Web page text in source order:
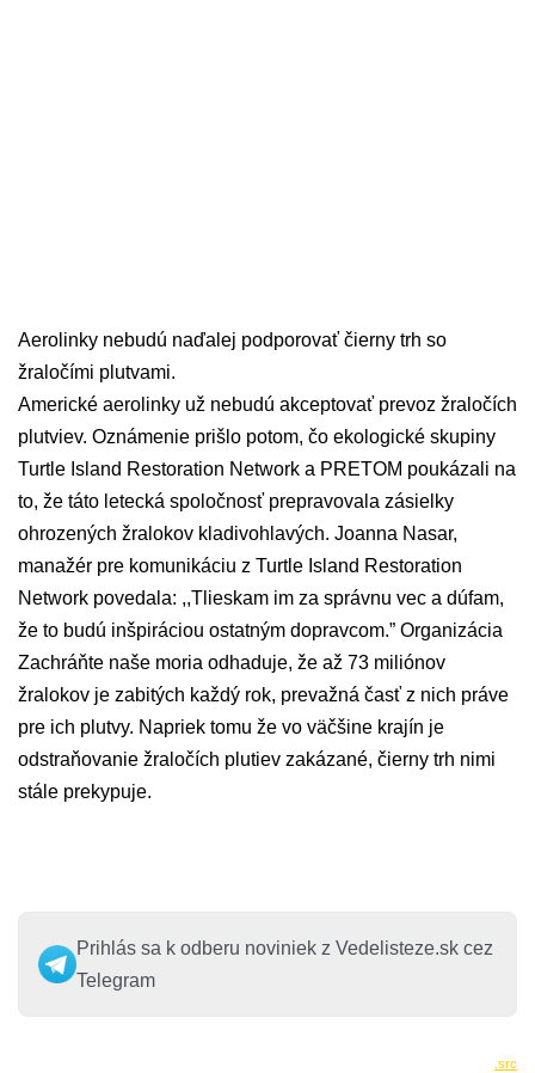
Aerolinky nebudú naďalej podporovať čierny trh so
žraločími plutvami.
Americké aerolinky už nebudú akceptovať prevoz žraločích
plutviev. Oznámenie prišlo potom, čo ekologické skupiny
Turtle Island Restoration Network a PRETOM poukázali na
to, že táto letecká spoločnosť prepravovala zásielky
ohrozených žralokov kladivohlavých. Joanna Nasar,
manažér pre komunikáciu z Turtle Island Restoration
Network povedala: ,,Tlieskam im za správnu vec a dúfam,
že to budú inšpiráciou ostatným dopravcom.” Organizácia
Zachráňte naše moria odhaduje, že až 73 miliónov
žralokov je zabitých každý rok, prevažná časť z nich práve
pre ich plutvy. Napriek tomu že vo väčšine krajín je
odstraňovanie žraločích plutiev zakázané, čierny trh nimi
stále prekypuje.
Prihlás sa k odberu noviniek z Vedelisteze.sk cez
Telegram
.src